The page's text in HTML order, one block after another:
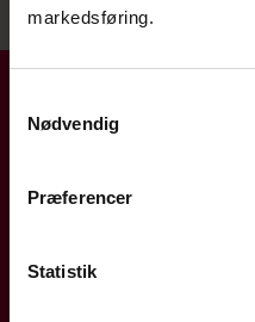
markedsføring.
Nødvendig
Præferencer
Statistik
arbejdssituation? Din
Søg efter din kreds